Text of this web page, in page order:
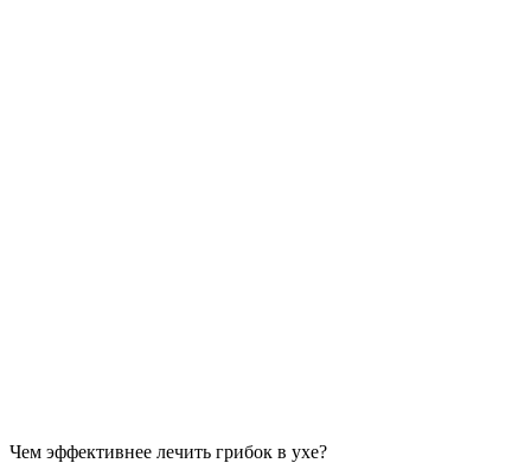
Чем эффективнее лечить грибок в ухе?